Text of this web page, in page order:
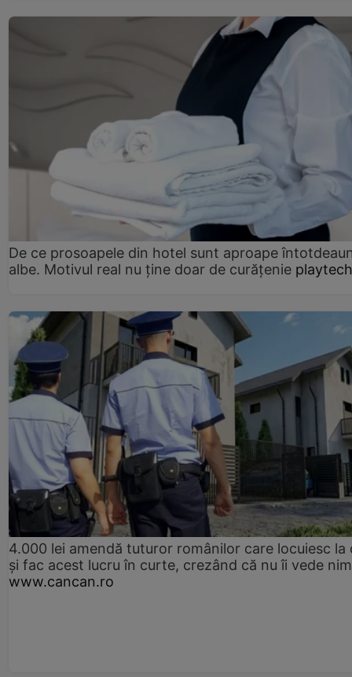
De ce prosoapele din hotel sunt aproape
albe. Motivul real nu ține doar de curățenie
4.000 lei amendă tuturor românilor care locuiesc la
și fac acest lucru în curte, crezând că nu îi vede
www.cancan.ro